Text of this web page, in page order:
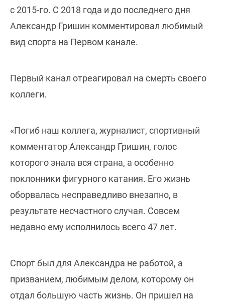
с 2015-го. С 2018 года и до последнего дня
Александр Гришин комментировал любимый
вид спорта на Первом канале.
Первый канал отреагировал на смерть своего
коллеги.
«Погиб наш коллега, журналист, спортивный
комментатор Александр Гришин, голос
которого знала вся страна, а особенно
поклонники фигурного катания. Его жизнь
оборвалась несправедливо внезапно, в
результате несчастного случая. Совсем
недавно ему исполнилось всего 47 лет.
Спорт был для Александра не работой, а
призванием, любимым делом, которому он
отдал большую часть жизнь. Он пришел на